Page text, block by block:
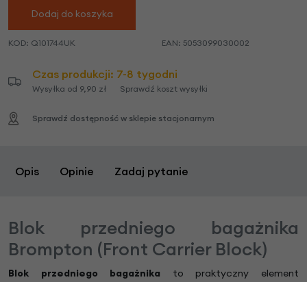
Dodaj do koszyka
KOD: Q101744UK EAN: 5053099030002
Czas produkcji: 7-8 tygodni
Wysyłka od 9,90 zł Sprawdź koszt wysyłki
Sprawdź dostępność w sklepie stacjonarnym
Opis Opinie Zadaj pytanie
Blok przedniego bagażnika
Brompton (Front Carrier Block)
Blok przedniego bagażnika to praktyczny element